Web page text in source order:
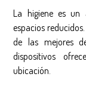
La higiene es un
espacios
de las mejores
dispositivos
ubicación.